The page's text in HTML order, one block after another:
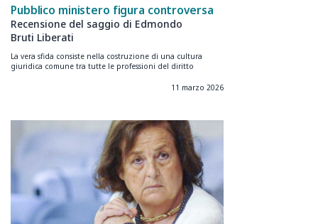
Pubblico ministero figura controversa
Recensione del saggio di Edmondo
Bruti Liberati
La vera sfida consiste nella costruzione di una cultura
giuridica comune tra tutte le professioni del diritto
11 marzo 2026